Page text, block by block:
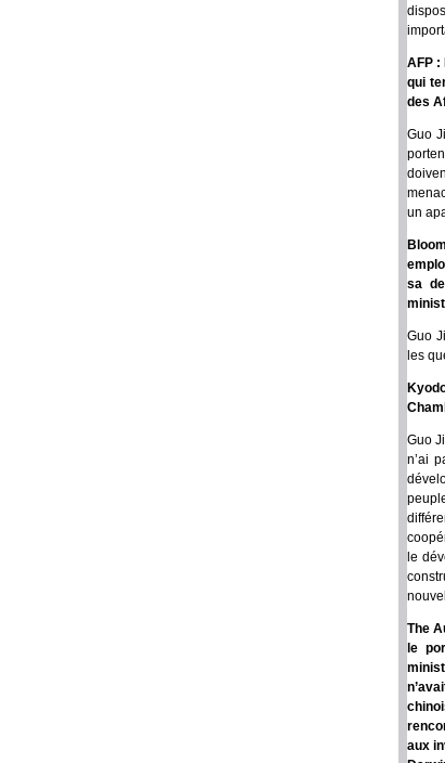
AFP :
qui
des
Guo
un
sa
Guo
les
Guo
n’ai
le
The
le
aux